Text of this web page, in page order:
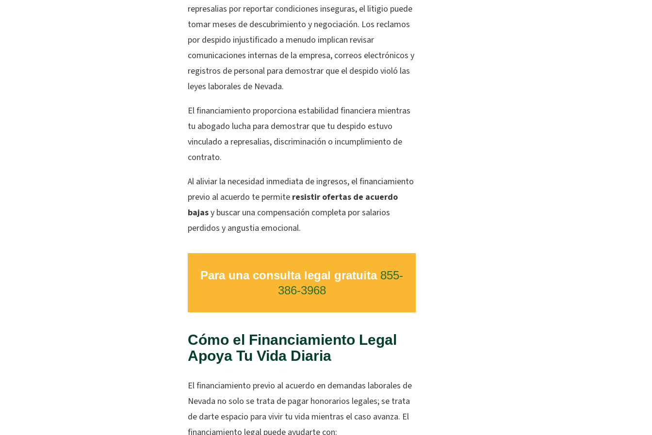
represalias por reportar condiciones inseguras, el litigio puede
tomar meses de descubrimiento y negociación. Los reclamos
por despido injustificado a menudo implican revisar
comunicaciones internas de la empresa, correos electrónicos y
registros de personal para demostrar que el despido violó las
leyes laborales de Nevada.
El financiamiento proporciona estabilidad financiera mientras
tu abogado lucha para demostrar que tu despido estuvo
vinculado a represalias, discriminación o incumplimiento de
contrato.
Al aliviar la necesidad inmediata de ingresos, el financiamiento
previo al acuerdo te permite resistir ofertas de acuerdo
bajasy buscar una compensación completa por salarios
perdidos y angustia emocional.
Para una consulta legal gratuita 855-
386-3968
Cómo el Financiamiento Legal
Apoya Tu Vida Diaria
El financiamiento previo al acuerdo en demandas laborales de
Nevada no solo se trata de pagar honorarios legales; se trata
de darte espacio para vivir tu vida mientras el caso avanza. El
financiamiento legal puede ayudarte con: